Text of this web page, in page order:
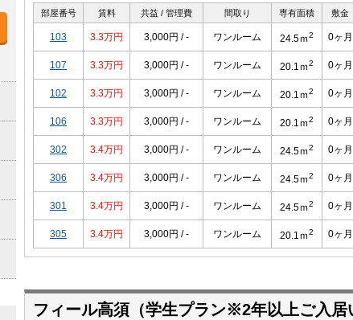
部屋番号 賃料 共益 / 管理費 間取り 専有面積 敷金
103 3.3万円 3,000円 / - ワンルーム 24.5ｍ2 0ヶ月
107 3.3万円 3,000円 / - ワンルーム 20.1ｍ2 0ヶ月
102 3.3万円 3,000円 / - ワンルーム 20.1ｍ2 0ヶ月
106 3.3万円 3,000円 / - ワンルーム 20.1ｍ2 0ヶ月
302 3.4万円 3,000円 / - ワンルーム 24.5ｍ2 0ヶ月
306 3.4万円 3,000円 / - ワンルーム 24.5ｍ2 0ヶ月
301 3.4万円 3,000円 / - ワンルーム 24.5ｍ2 0ヶ月
305 3.4万円 3,000円 / - ワンルーム 20.1ｍ2 0ヶ月
フィール高須（学生プラン※2年以上ご入居